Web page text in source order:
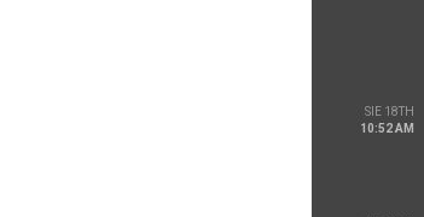
SIE 18TH
10:52 AM